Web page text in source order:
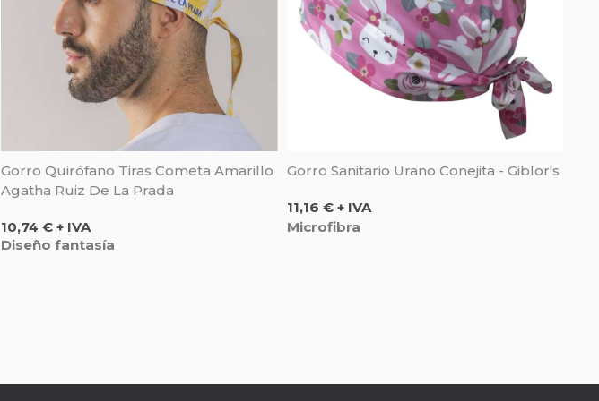
Gorro Quirófano Tiras Cometa Amarillo
Agatha Ruiz De La Prada
Precio
10,74 € + IVA
Diseño fantasía
Gorro Sanitario Urano Conejita - Giblor's
Precio
11,16 € + IVA
Microfibra